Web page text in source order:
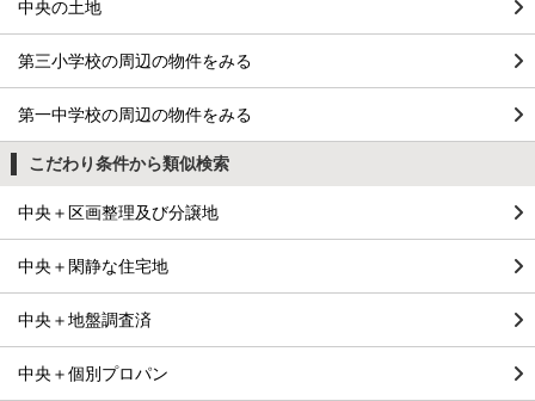
中央の土地
第三小学校の周辺の物件をみる
第一中学校の周辺の物件をみる
こだわり条件から類似検索
中央＋区画整理及び分譲地
中央＋閑静な住宅地
中央＋地盤調査済
中央＋個別プロパン